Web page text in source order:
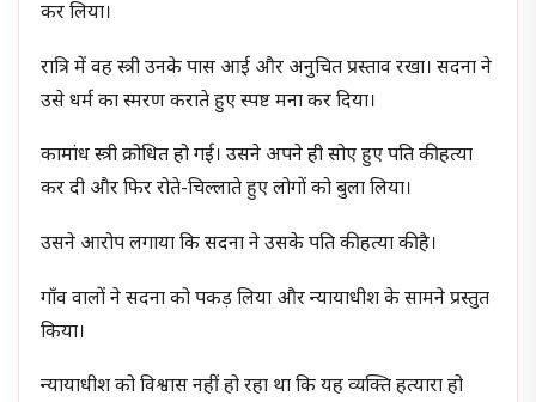
कर लिया।
रात्रि में वह स्त्री उनके पास आई और अनुचित प्रस्ताव रखा। सदना ने
उसे धर्म का स्मरण कराते हुए स्पष्ट मना कर दिया।
कामांध स्त्री क्रोधित हो गई। उसने अपने ही सोए हुए पति की हत्या
कर दी और फिर रोते-चिल्लाते हुए लोगों को बुला लिया।
उसने आरोप लगाया कि सदना ने उसके पति की हत्या की है।
गाँव वालों ने सदना को पकड़ लिया और न्यायाधीश के सामने प्रस्तुत
किया।
न्यायाधीश को विश्वास नहीं हो रहा था कि यह व्यक्ति हत्यारा हो